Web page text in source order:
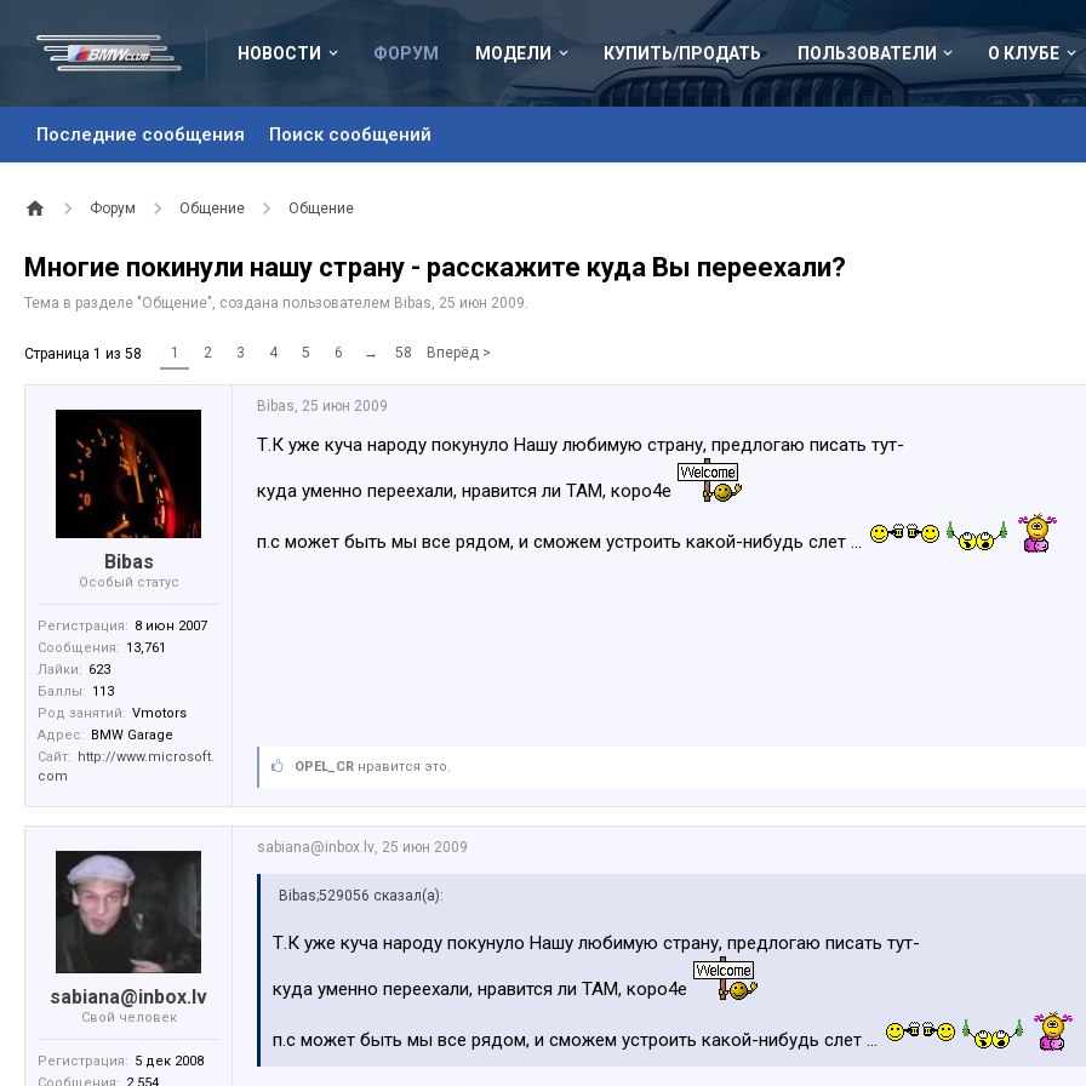
НОВОСТИ ФОРУМ
Последние сообщения Поиск сообщений
МОДЕЛИ КУПИТЬ/ПРОДАТЬ ПОЛЬЗОВАТЕЛИ О КЛУБЕ
Форум Общение Общение
Многие покинули нашу страну - расскажите куда Вы переехали?
Тема в разделе "Общение", создана пользователем Bibas, 25 июн 2009.
Страница 1 из 58 1 2 3 4 5 6 → 58 Вперёд >
Bibas
Особый статус
Регистрация: 8 июн 2007
Сообщения: 13,761
Лайки: 623
Баллы: 113
Род занятий: Vmotors
Адрес: BMW Garage
Сайт: http://www.microsoft.
com
Bibas, 25 июн 2009
Т.К уже куча народу покунуло Нашу любимую страну, предлогаю писать тут-
куда уменно переехали, нравится ли ТАМ, коро4е
п.с может быть мы все рядом, и сможем устроить какой-нибудь слет ...
OPEL_CR нравится это.
sabiana@inbox.lv
Свой человек
Регистрация: 5 дек 2008
sabiana@inbox.lv, 25 июн 2009
Bibas;529056 сказал(а):
Т.К уже куча народу покунуло Нашу любимую страну, предлогаю писать тут-
куда уменно переехали, нравится ли ТАМ, коро4е
п.с может быть мы все рядом, и сможем устроить какой-нибудь слет ...